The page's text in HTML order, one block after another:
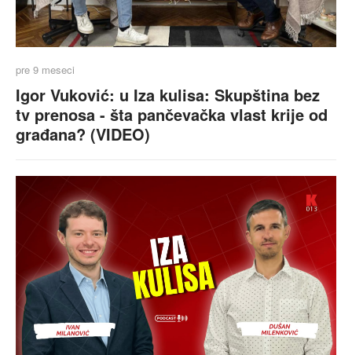
pre 9 meseci
Igor Vuković: u Iza kulisa: Skupština bez
tv prenosa - šta pančevačka vlast krije od
građana? (VIDEO)